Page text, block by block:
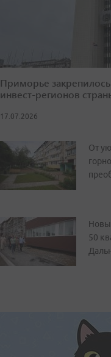
Приморье
инвест-регионов
17.07.2026
От
50